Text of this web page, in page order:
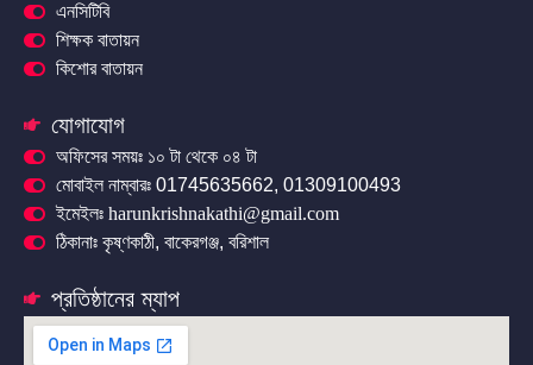
এনসিটিবি
শিক্ষক বাতায়ন
কিশোর বাতায়ন
যোগাযোগ
অফিসের সময়ঃ ১০ টা থেকে ০৪ টা
মোবাইল নাম্বারঃ 01745635662, 01309100493
ইমেইলঃ harunkrishnakathi@gmail.com
ঠিকানাঃ কৃষ্ণকাঠী, বাকেরগঞ্জ, বরিশাল
প্রতিষ্ঠানের ম্যাপ